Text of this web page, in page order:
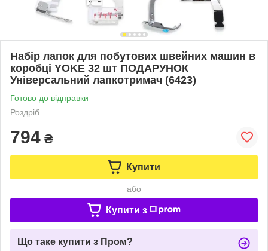
Набір лапок для побутових швейних машин в
коробці YOKE 32 шт ПОДАРУНОК
Універсальний лапкотримач (6423)
Готово до відправки
Роздріб
794 ₴
Купити
або
Купити з
Що таке купити з Пром?